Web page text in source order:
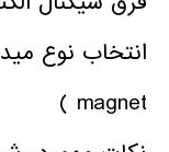
magnet )